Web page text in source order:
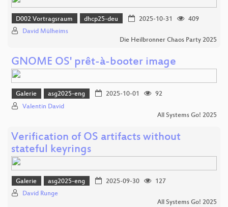
D002 Vortragsraum dhcp25-deu 2025-10-31
409
David Mülheims
Die Heilbronner Chaos Party 2025
GNOME OS' prêt-à-booter image
Galerie asg2025-eng 2025-10-01
92
Valentin David
All Systems Go! 2025
Verification of OS artifacts without
stateful keyrings
Galerie asg2025-eng 2025-09-30
127
David Runge
All Systems Go! 2025